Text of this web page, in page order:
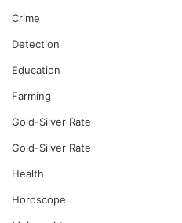
Crime
Detection
Education
Farming
Gold-Silver Rate
Gold-Silver Rate
Health
Horoscope